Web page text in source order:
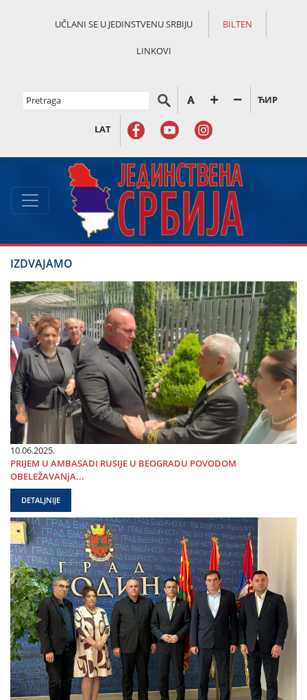
UČLANI SE U JEDINSTVENU SRBIJU BILTEN
LINKOVI
ЋИР
LAT
IZDVAJAMO
10.06.2025.
PRIЈEM U AMBASADI RUSIЈE U BEOGRADU POVODOM
OBELEŽAVANjA...
DETALJNIJE